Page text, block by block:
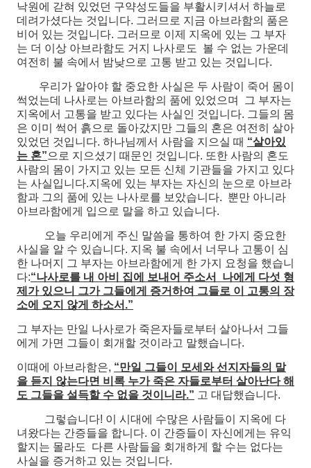
낙원에 갇혀 있었던 구약성도들을 부활시키셔서 하늘로
데려가셨다는 것입니다. 그러므로 지금 아브라함의 품은
비어 있는 것입니다. 그러므로 이제 지옥에 있는 그 부자
는 더 이상 아브라함도 거지 나사로도 볼 수 없는 가운데
여전히 불 속에서 밤낮으로 고통 받고 있는 것입니다.
우리가 알아야 할 중요한 사실은 두 사람이 죽어 몸이
썩었는데 나사로는 아브라함의 품에 있었으며 그 부자는
지옥에서 고통을 받고 있다는 사실인 것입니다. 그들의 몸
은 이미 썩어 흙으로 돌아갔지만 그들의 혼은 여전히 살아
있었던 것입니다. 하나님께서 사람을 지으실 때 “살아있
는 혼”으로 지으셨기 때문인 것입니다. 또한 사람의 혼도
사람의 몸이 가지고 있는 모든 신체 기관들을 가지고 있다
는 사실입니다.지옥에 있는 부자는 자신의 눈으로 아브라
함과 그의 품에 있는 나사로를 보았습니다. 뿐만 아니라
아브라함에게 입으로 말을 하고 있습니다.
오늘 우리에게 주신 말씀을 통하여 한 가지 중요한
사실을 알 수 있습니다. 지옥 불 속에서 너무나 고통이 심
한 나머지 그 부자는 아브라함에게 한 가지 요청을 했습니
다:“나사로를 내 아비 집에 보내어 주소서 나에게 다섯 형
제가 있으니 그가 그들에게 증거하여 그들로 이 고통의 장
소에 오지 않게 하소서.”
그 부자는 만일 나사로가 죽은자들로부터 살아나서 그들
에게 가면 그들이 회개할 것이라고 말했습니다.
이때에 아브라함은, “만일 그들이 모세와 선지자들의 말
을 듣지 않는다면 비록 누가 죽은 자들로부터 살아난다 해
도 그들을 설득할 수 없을 것이니라.” 고 대답했습니다.
그렇습니다! 이 시대에 수많은 사람들이 지옥에 다
녀왔다는 간증들을 합니다. 이 간증들이 자신에게는 유익
할지는 몰라도 다른 사람들을 회개하게 할 수는 없다는
사실을 증거하고 있는 것입니다.